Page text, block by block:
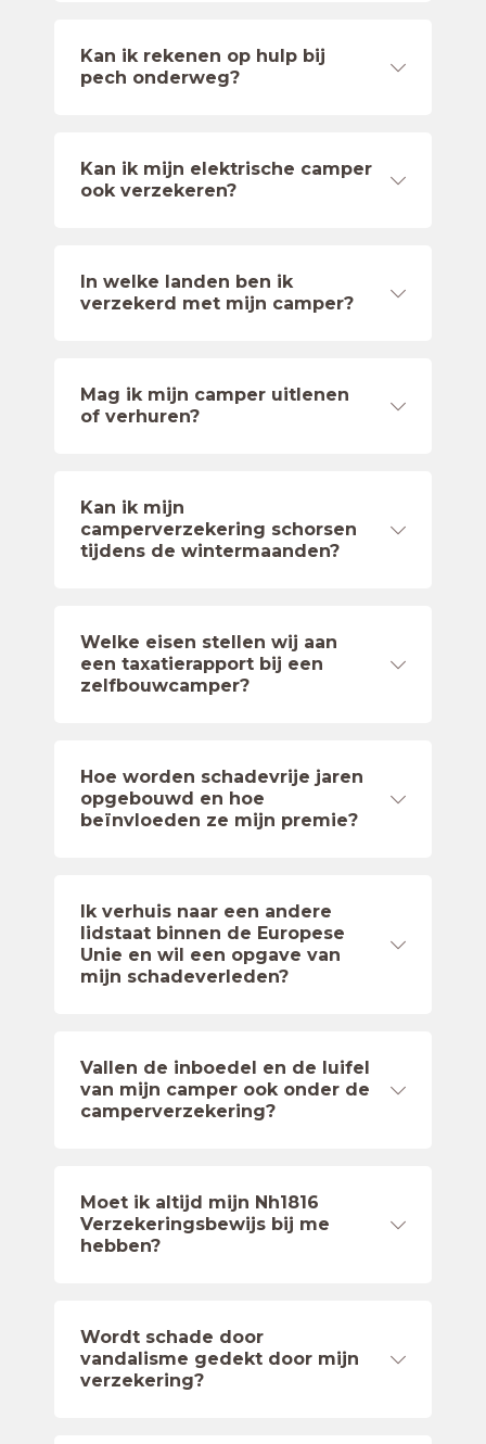
Kan ik rekenen op hulp bij
pech onderweg?
Kan ik mijn elektrische camper
ook verzekeren?
In welke landen ben ik
verzekerd met mijn camper?
Mag ik mijn camper uitlenen
of verhuren?
Kan ik mijn
camperverzekering schorsen
tijdens de wintermaanden?
Welke eisen stellen wij aan
een taxatierapport bij een
zelfbouwcamper?
Hoe worden schadevrije jaren
opgebouwd en hoe
beïnvloeden ze mijn premie?
Ik verhuis naar een andere
lidstaat binnen de Europese
Unie en wil een opgave van
mijn schadeverleden?
Vallen de inboedel en de luifel
van mijn camper ook onder de
camperverzekering?
Moet ik altijd mijn Nh1816
Verzekeringsbewijs bij me
hebben?
Wordt schade door
vandalisme gedekt door mijn
verzekering?